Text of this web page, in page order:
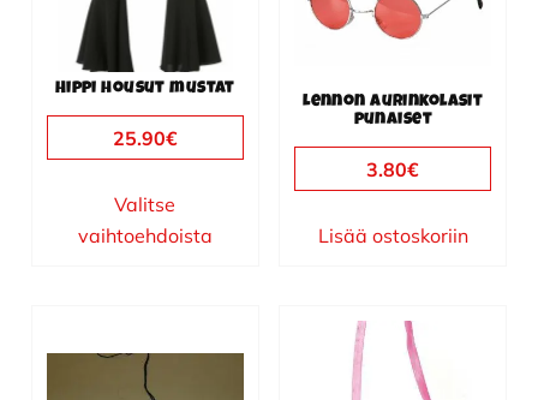
Hippi housut mustat
25.90€
Valitse
vaihtoehdoista
tehdä
valinnat
Lennon aurinkolasit
punaiset
3.80€
Lisää ostoskoriin